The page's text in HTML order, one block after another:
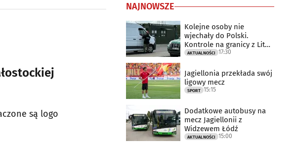
są logo
NAJNOWSZE
Kolejne osoby nie
wjechały do Polski.
Kontrole na granicy z Litwą
trwają
AKTUALNOŚCI 17:30
Jagiellonia przekłada swój
ligowy mecz
SPORT 15:15
Dodatkowe autobusy na
mecz Jagiellonii z
Widzewem Łódź
AKTUALNOŚCI 15:00